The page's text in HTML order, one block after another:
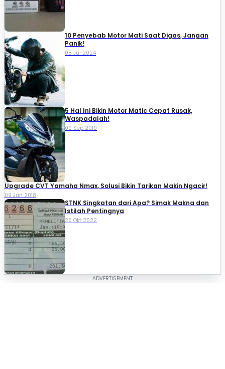
10 Penyebab Motor Mati Saat Digas, Jangan
Panik!
08 Jul 2024
5 Hal Ini Bikin Motor Matic Cepat Rusak,
Waspadalah!
09 Sep 2019
Upgrade CVT Yamaha Nmax, Solusi Bikin Tarikan Makin Ngacir!
09 Jun 2018
STNK Singkatan dari Apa? Simak Makna dan
Istilah Pentingnya
26 Okt 2022